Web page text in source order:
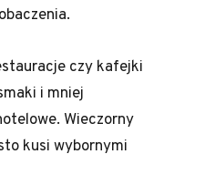
czy kafejki
i mniej
Wieczorny
kusi wybornymi